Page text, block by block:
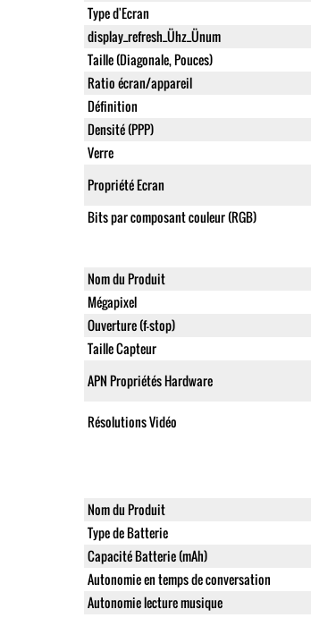
Type d'Ecran
display_refresh_Ühz_Ünum
Taille (Diagonale, Pouces)
Ratio écran/appareil
Définition
Densité (PPP)
Verre
Propriété Ecran
Bits par composant couleur (RGB)
Nom du Produit
Mégapixel
Ouverture (f-stop)
Taille Capteur
APN Propriétés Hardware
Résolutions Vidéo
Nom du Produit
Type de Batterie
Capacité Batterie (mAh)
Autonomie en temps de conversation
Autonomie lecture musique